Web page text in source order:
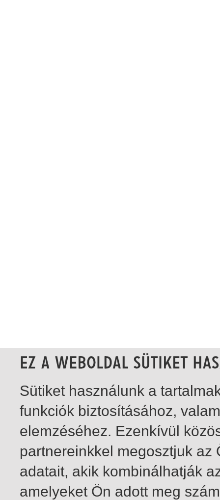
Sütiket használunk a
funkciók biztosításához,
elemzéséhez. Ezenkívül
partnereinkkel megosztjuk
adatait, akik kombinálhatják
amelyeket Ön adott meg